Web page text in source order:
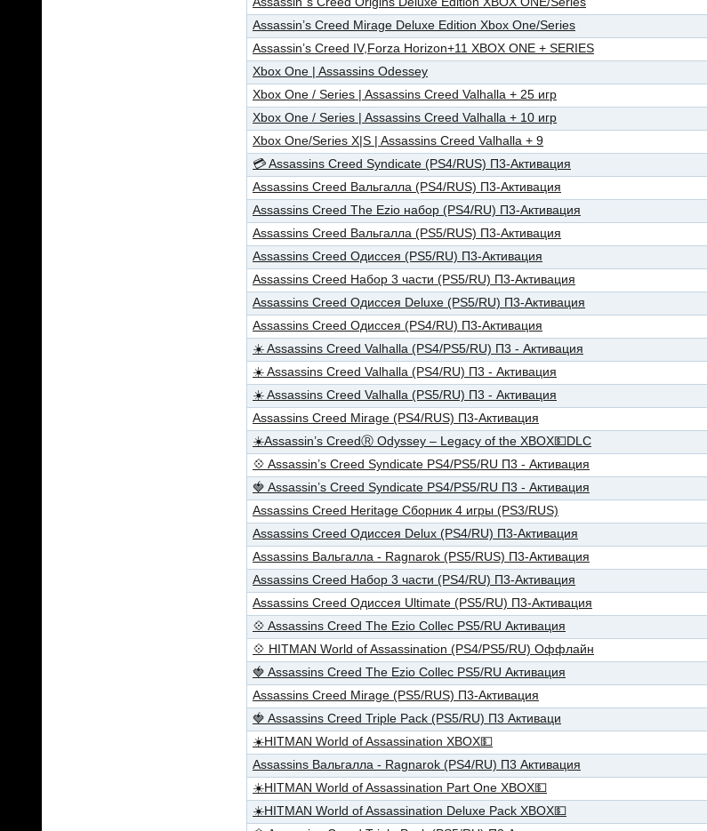
Assassin’s Creed Mirage Deluxe Edition Xbox One/Series
Assassin’s Creed IV,Forza Horizon+11 XBOX ONE + SERIES
Xbox One | Assassins Odessey
Xbox One / Series | Assassins Creed Valhalla + 25 игр
Xbox One / Series | Assassins Creed Valhalla + 10 игр
Xbox One/Series X|S | Assassins Creed Valhalla + 9
💳 Assassins Creed Syndicate (PS4/RUS) П3-Активация
Assassins Creed Вальгалла (PS4/RUS) П3-Активация
Assassins Creed The Ezio набор (PS4/RU) П3-Активация
Assassins Creed Вальгалла (PS5/RUS) П3-Активация
Assassins Creed Одиссея (PS5/RU) П3-Активация
Assassins Creed Набор 3 части (PS5/RU) П3-Активация
Assassins Creed Одиссея Deluxe (PS5/RU) П3-Активация
Assassins Creed Одиссея (PS4/RU) П3-Активация
☀️ Assassins Creed Valhalla (PS4/PS5/RU) П3 - Активация
☀️ Assassins Creed Valhalla (PS4/RU) П3 - Активация
☀️ Assassins Creed Valhalla (PS5/RU) П3 - Активация
Assassins Creed Mirage (PS4/RUS) П3-Активация
☀️Assassin’s CreedⓇ Odyssey – Legacy of the XBOX💵DLC
💠 Assassin’s Creed Syndicate PS4/PS5/RU П3 - Активация
🍓 Assassin’s Creed Syndicate PS4/PS5/RU П3 - Активация
Assassins Creed Heritage Сборник 4 игры (PS3/RUS)
Assassins Creed Одиссея Delux (PS4/RU) П3-Активация
Assassins Вальгалла - Ragnarok (PS5/RUS) П3-Активация
Assassins Creed Набор 3 части (PS4/RU) П3-Активация
Assassins Creed Одиссея Ultimate (PS5/RU) П3-Активация
💠 Assassins Creed The Ezio Collec PS5/RU Активация
💠 HITMAN World of Assassination (PS4/PS5/RU) Оффлайн
🍓 Assassins Creed The Ezio Collec PS5/RU Активация
Assassins Creed Mirage (PS5/RUS) П3-Активация
🍓 Assassins Creed Triple Pack (PS5/RU) П3 Активаци
☀️HITMAN World of Assassination XBOX💵
Assassins Вальгалла - Ragnarok (PS4/RU) П3 Активация
☀️HITMAN World of Assassination Part One XBOX💵
☀️HITMAN World of Assassination Deluxe Pack XBOX💵